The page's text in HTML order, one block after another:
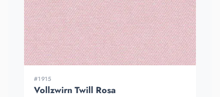
#1915
Vollzwirn Twill Rosa